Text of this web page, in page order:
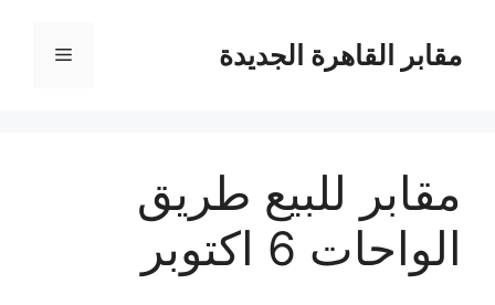
المحتوىمقابر القاهرة الجديدة القائمة
مقابر للبيع طريق
الواحات 6 اكتوبر